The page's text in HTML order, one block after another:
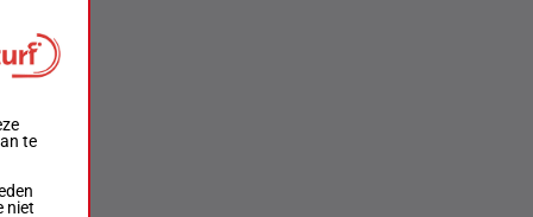
te
niet